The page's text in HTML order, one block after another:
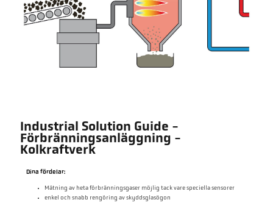
Industrial Solution Guide -
Förbränningsanläggning -
Kolkraftverk
Dina fördelar:
Mätning av heta förbränningsgaser möjlig tack vare speciella sensorer
enkel och snabb rengöring av skyddsglasögon